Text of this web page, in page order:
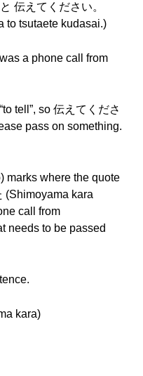
伝えてください。
to tsutaete kudasai.)
a phone call from
tell”, so 伝えてくださ
pass on something.
marks where the quote
(Shimoyama kara
call from
needs to be passed
kara)